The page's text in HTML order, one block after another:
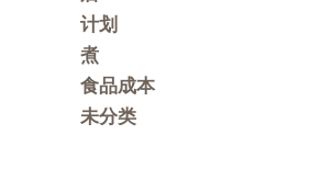
计划
煮
食品成本
未分类